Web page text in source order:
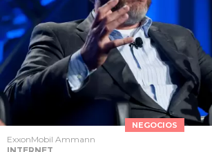
NEGOCIOS
ExxonMobil Ammann